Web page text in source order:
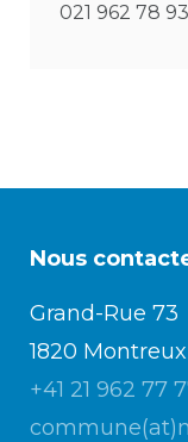
021 962 78 93
Nous
Grand-Rue 73
1820 Montreux
+41 21 962 77